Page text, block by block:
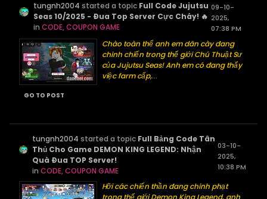
tungnh2004 started a topic Full Code Jujutsu
Seas 10/2025 - Đua Top Server Cực Cháy! 🔥
inCODE, COUPON GAME
09-10-
2025,
07:38 PM
Chào toàn thể anh em dân cày đang
chinh chiến trong thế giới Chú Thuật Sư
của Jujutsu Seas! Anh em có đang thấy
việc farm cấp,...
GO TO POST
tungnh2004 started a topic Full Bảng Code Tân
Thủ Cho Game DEMON KING LEGEND: Nhận
Quà Đua TOP Server!
in CODE, COUPON GAME
03-10-
2025,
10:38 PM
Hỡi các chiến thần đang chinh phạt
trong thế giới Demon King Legend, anh